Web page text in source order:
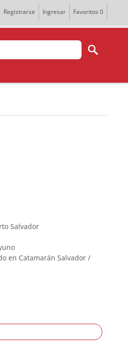
Registrarse Ingresar Favoritos 0
Salvador
en Catamarán Salvador /